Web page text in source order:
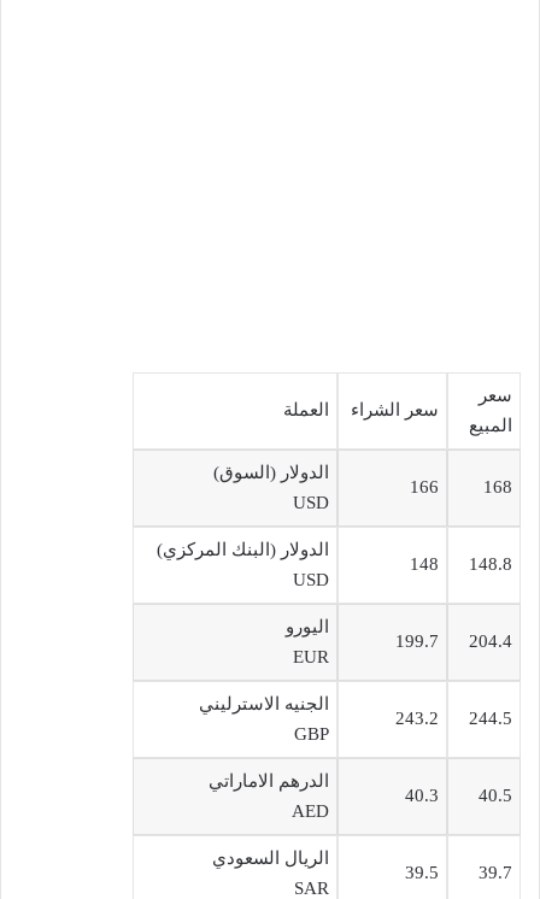
سعر
المبيع
سعر الشراء العملة
168
166
الدولار (السوق)
USD
148.8
148
الدولار (البنك المركزي)
USD
204.4
199.7
اليورو
EUR
244.5
243.2
الجنيه الاسترليني
GBP
40.5
40.3
الدرهم الاماراتي
AED
39.7
39.5
الريال السعودي
SAR